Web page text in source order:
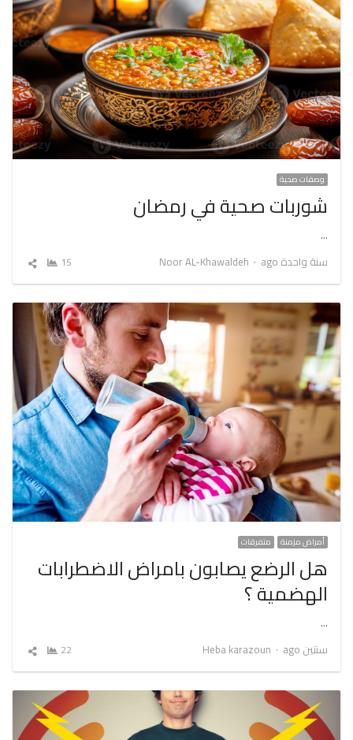
وصفات صحية
شوربات صحية في رمضان
…
سنة واحدة ago
Author
Noor AL-Khawaldeh
15
شارك
أمراض مزمنة متفرقات
هل الرضع يصابون بامراض الاضطرابات
الهضمية ؟
…
سنتين ago
Author
Heba karazoun
22
شارك